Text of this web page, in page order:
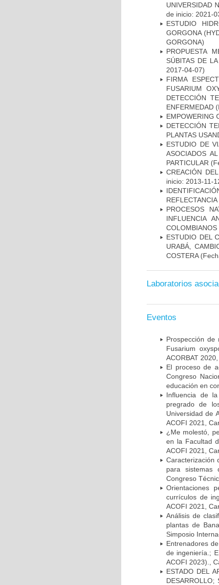
UNIVERSIDAD
de inicio: 2021-
ESTUDIO
GORGONA
GORGONA)
PROPUESTA
SÚBITAS DE
2017-04-07)
FIRMA
FUSARIUM
DETECCIÓN
ENFERMEDAD
EMPOWERING
DETECCIÓN
PLANTAS
ESTUDIO DE
ASOCIADOS
PARTICULAR
CREACIÓN
inicio: 2013-11-
PROCESOS
INFLUENCIA
COLOMBIANOS
ESTUDIO DEL
URABÁ,
COSTERA
Laboratorios
Eventos
Prospección
Fusarium
ACORBAT
El proceso de
Congreso
educación en
Influencia de
pregrado de
Universidad de
ACOFI 2021,
¿Me molestó,
en la Facultad
ACOFI 2021,
Caracterización
para sistemas
Congreso
Orientaciones
currículos de
ACOFI 2021,
Análisis de
plantas de
Simposio
Entrenadores
de ingeniería.;
ACOFI 2023).,
ESTADO DEL